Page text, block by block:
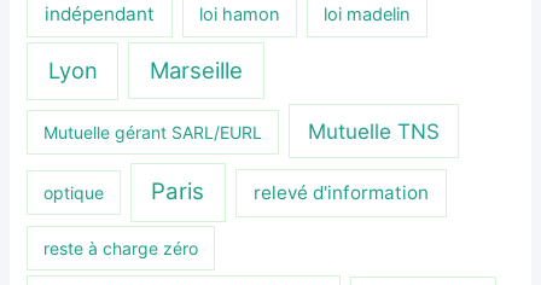
indépendant loi hamon loi madelin
Lyon Marseille
Mutuelle gérant SARL/EURL Mutuelle TNS
optique Paris relevé d'information
reste à charge zéro